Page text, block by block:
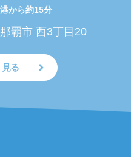
港から約15分
覇市 西3丁目20
見る